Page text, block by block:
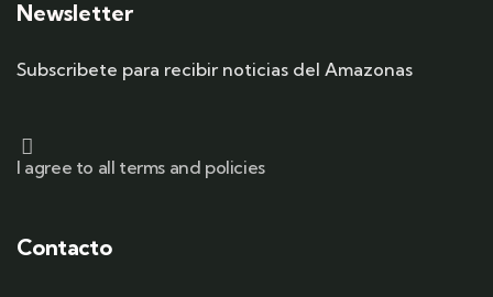
Newsletter
Subscribete para recibir noticias del Amazonas
I agree to all terms and policies
Contacto